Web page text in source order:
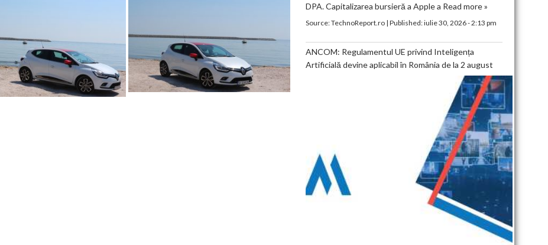
DPA. Capitalizarea bursieră a Apple a Read more »
Source:TechnoReport.ro| Published:iulie 30, 2026 - 2:13 pm
ANCOM: Regulamentul UE privind Inteligența
Artificială devine aplicabil în România de la 2 august